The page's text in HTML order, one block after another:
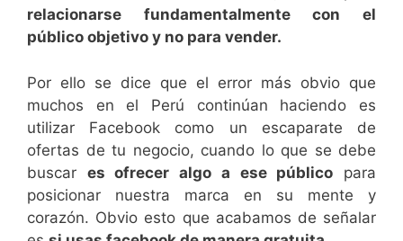
relacionarse fundamentalmente con el
público objetivo y no para vender.
Por ello se dice que el error más obvio que
muchos en el Perú continúan haciendo es
utilizar Facebook como un escaparate de
ofertas de tu negocio, cuando lo que se debe
buscar es ofrecer algo a ese público para
posicionar nuestra marca en su mente y
corazón. Obvio esto que acabamos de señalar